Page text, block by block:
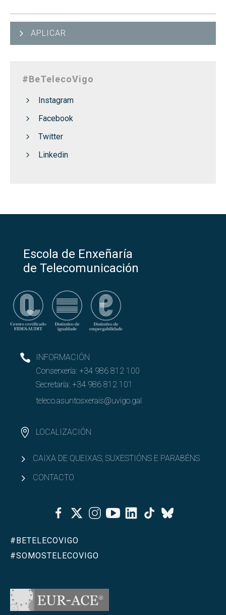
APLICAR
#BeTelecoVigo
Instagram
Facebook
Twitter
Linkedin
Escola de Enxeñaría
de Telecomunicación
INFORMACIÓN
Conserxería: +34 986 812 100
Secretaría: +34 986 812 101
teleco.asuntosxerais@uvigo.gal
LOCALIZACIÓN
CAIXA DE QUEIXAS, SUXESTIÓNS E PARABÉNS
CONTACTO
FacebookTwitterInstagramYoutubeLinkedinTiktok
Bluesky
#BETELECOVIGO
#SOMOSTELECOVIGO